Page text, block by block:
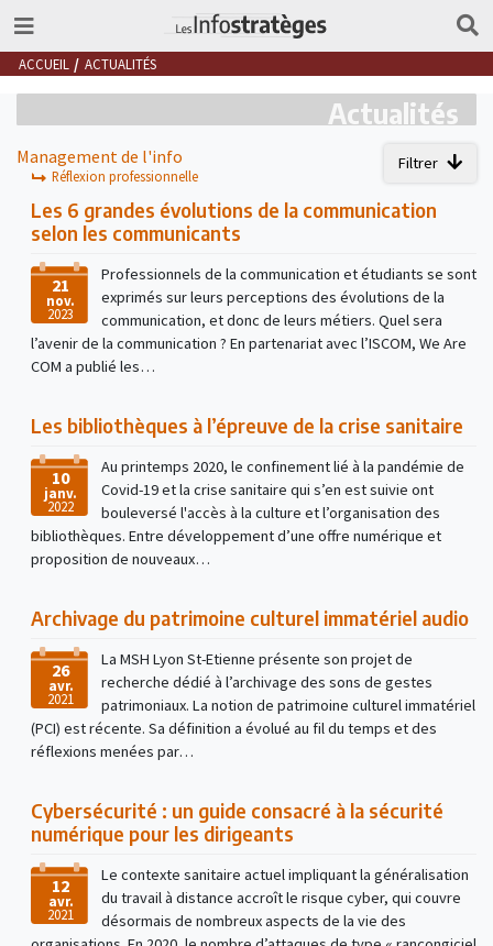
ACCUEIL ACTUALITÉS
Actualités
Management de l'info
Réflexion professionnelle
Filtrer
Les 6 grandes évolutions de la communication
selon les communicants
21
nov.
2023
Professionnels de la communication et étudiants se sont
exprimés sur leurs perceptions des évolutions de la
communication, et donc de leurs métiers. Quel sera
l’avenir de la communication ? En partenariat avec l’ISCOM, We Are
COM a publié les…
Les bibliothèques à l’épreuve de la crise sanitaire
10
janv.
2022
Au printemps 2020, le confinement lié à la pandémie de
Covid-19 et la crise sanitaire qui s’en est suivie ont
bouleversé l'accès à la culture et l’organisation des
bibliothèques. Entre développement d’une offre numérique et
proposition de nouveaux…
Archivage du patrimoine culturel immatériel audio
26
avr.
2021
La MSH Lyon St-Etienne présente son projet de
recherche dédié à l’archivage des sons de gestes
patrimoniaux. La notion de patrimoine culturel immatériel
(PCI) est récente. Sa définition a évolué au fil du temps et des
réflexions menées par…
Cybersécurité : un guide consacré à la sécurité
numérique pour les dirigeants
12
avr.
2021
Le contexte sanitaire actuel impliquant la généralisation
du travail à distance accroît le risque cyber, qui couvre
désormais de nombreux aspects de la vie des